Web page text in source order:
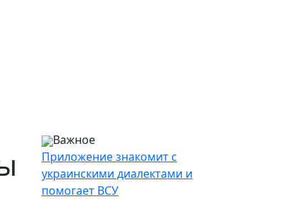
Важное
Приложение знакомит с
украинскими диалектами и
помогает ВСУ